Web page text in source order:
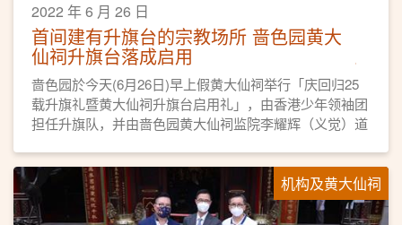
2022 年 6 月 26 日
首间建有升旗台的宗教场所 啬色园黄大
仙祠升旗台落成启用
啬色园於今天(6月26日)早上假黄大仙祠举行「庆回归25
载升旗礼暨黄大仙祠升旗台启用礼」，由香港少年领袖团
担任升旗队，并由啬色园黄大仙祠监院李耀辉（义觉）道
机构及黄大仙祠